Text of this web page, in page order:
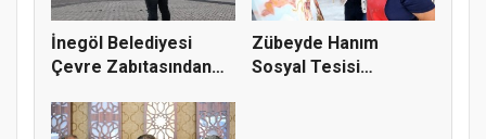
İnegöl Belediyesi
Çevre Zabıtasından
Zübeyde Hanım
Sosyal Tesisi